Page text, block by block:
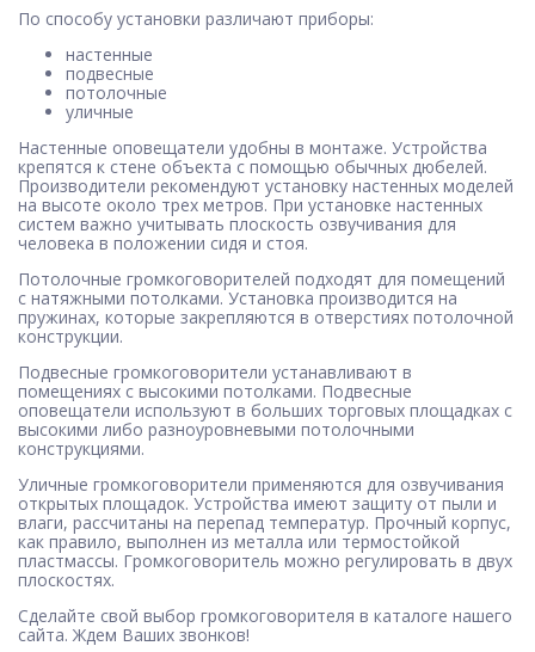
По способу установки различают приборы:
настенные
подвесные
потолочные
уличные
Настенные оповещатели удобны в монтаже. Устройства
крепятся к стене объекта с помощью обычных дюбелей.
Производители рекомендуют установку настенных моделей
на высоте около трех метров. При установке настенных
систем важно учитывать плоскость озвучивания для
человека в положении сидя и стоя.
Потолочные громкоговорителей подходят для помещений
с натяжными потолками. Установка производится на
пружинах, которые закрепляются в отверстиях потолочной
конструкции.
Подвесные громкоговорители устанавливают в
помещениях с высокими потолками. Подвесные
оповещатели используют в больших торговых площадках с
высокими либо разноуровневыми потолочными
конструкциями.
Уличные громкоговорители применяются для озвучивания
открытых площадок. Устройства имеют защиту от пыли и
влаги, рассчитаны на перепад температур. Прочный корпус,
как правило, выполнен из металла или термостойкой
пластмассы. Громкоговоритель можно регулировать в двух
плоскостях.
Сделайте свой выбор громкоговорителя в каталоге нашего
сайта. Ждем Ваших звонков!